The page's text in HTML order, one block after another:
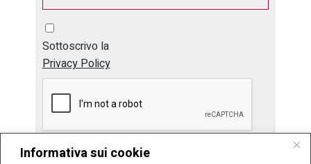
Informativa sui cookie
Sottoscrivo la
Privacy Policy